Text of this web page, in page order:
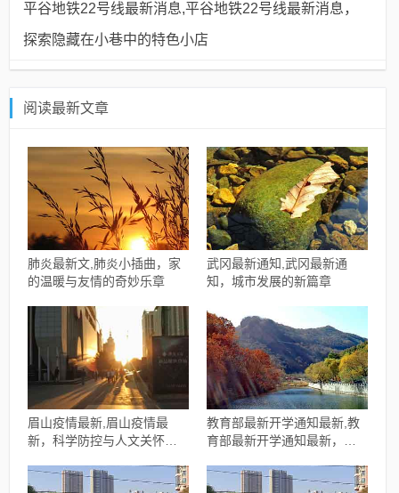
平谷地铁22号线最新消息,平谷地铁22号线最新消息，
探索隐藏在小巷中的特色小店
阅读最新文章
肺炎最新文,肺炎小插曲，家
的温暖与友情的奇妙乐章
武冈最新通知,武冈最新通
知，城市发展的新篇章
眉山疫情最新,眉山疫情最
新，科学防控与人文关怀的
教育部最新开学通知最新,教
育部最新开学通知最新，开
成就